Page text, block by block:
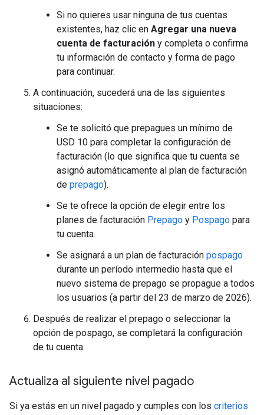
Si no quieres usar ninguna de tus cuentas
existentes, haz clic en Agregar una nueva
cuenta de facturación y completa o confirma
tu información de contacto y forma de pago
para continuar.
A continuación, sucederá una de las siguientes
situaciones:
Se te solicitó que prepagues un mínimo de
USD 10 para completar la configuración de
facturación (lo que significa que tu cuenta se
asignó automáticamente al plan de facturación
de prepago).
Se te ofrece la opción de elegir entre los
planes de facturación Prepago y Pospago para
tu cuenta.
Se asignará a un plan de facturación pospago
durante un período intermedio hasta que el
nuevo sistema de prepago se propague a todos
los usuarios (a partir del 23 de marzo de 2026).
Después de realizar el prepago o seleccionar la
opción de pospago, se completará la configuración
de tu cuenta.
Actualiza al siguiente nivel pagado
Si ya estás en un nivel pagado y cumples con los criterios